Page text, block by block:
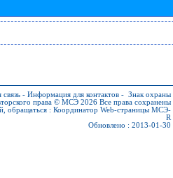
связь - Информация для контактов - Знак охраны
права © МСЭ 2026 Все права сохранены
обращаться : Координатор Web-страницы МСЭ-
R
Обновлено : 2013-01-30